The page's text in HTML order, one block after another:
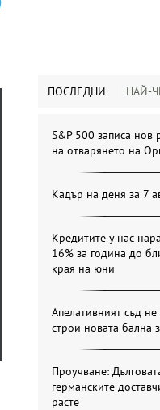
ПОСЛЕДНИ НАЙ-
S&P 500 записа нов
на отварянето на
Кадър на деня за 7
Кредитите у нас
16% за година до
края на юни
Апелативният съд
строи новата бална
Проучване:
германските
расте